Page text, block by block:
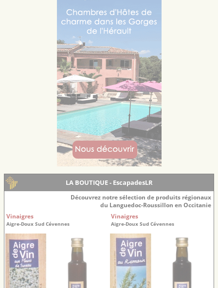
LA BOUTIQUE - EscapadesLR
Découvrez notre sélection de produits régionaux
du Languedoc-Roussillon en Occitanie
Vinaigres
Aigre-Doux Sud Cévennes
Vinaigres
Aigre-Doux Sud Cévennes